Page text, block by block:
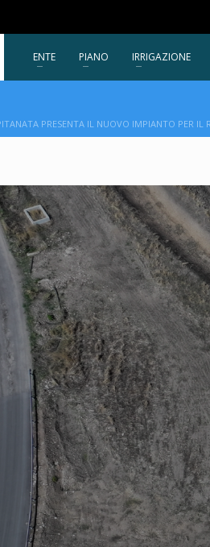
ENTE PIANO IRRIGAZIONE
PRESENTA IL NUOVO IMPIANTO PER IL